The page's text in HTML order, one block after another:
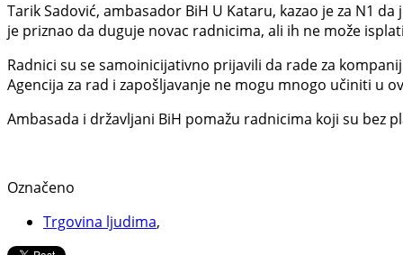
Tarik Sadović, ambasador BiH U Kataru, kazao je za N1
je priznao da duguje novac radnicima, ali ih ne može
Radnici su se samoinicijativno prijavili da rade za
Agencija za rad i zapošljavanje ne mogu mnogo učiniti u
Ambasada i državljani BiH pomažu radnicima koji su bez
Označeno
Trgovina ljudima,